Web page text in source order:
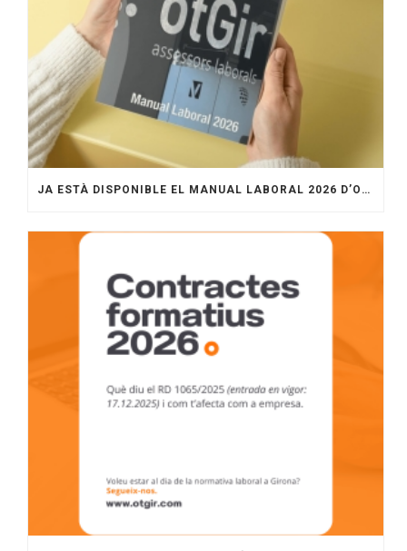
JA ESTÀ DISPONIBLE EL MANUAL LABORAL 2026 D’OTGIR